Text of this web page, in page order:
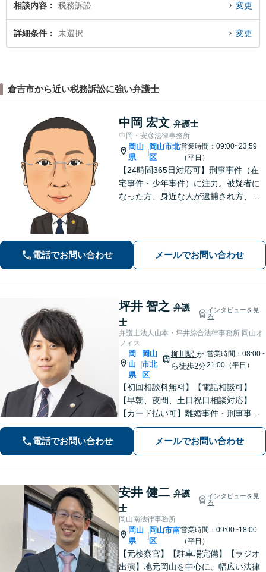
相談内容 税務訴訟 変更
詳細条件 未選択 変更
倉吉市から近い税務訴訟に強い弁護士
中岡 宏文 弁護士
中岡・安彦法律事務所
岡山
県
岡山市北
区
営業時間：09:00~23:59
（平日）
【24時間365日対応可】刑事事件（在
宅事件・少年事件）に注力。被疑者に
なった方、身近な人が逮捕され方、す
たします。
電話でお問い合わせ メールでお問い合わせ
坪井 智之 弁護
士
インタビューを見
る
弁護士法人山本・坪井綜合法律事務所 岡山オ
フィス
岡
山
県
岡山
市北
区
柳川駅 か
ら徒歩2分
営業時間：08:00~
21:00（平日）
【初回相談料無料】【電話相談可】
【早朝、夜間、土日祝日相談対応】
【カード払い可】離婚事件・刑事事
件・交通事故の専門弁護士があなたの
お悩みを解決いたします。一人で悩ま
ずに新たな一歩をわたしたちと。
電話でお問い合わせ メールでお問い合わせ
安井 健二 弁護
士
インタビューを見
る
岡山南法律事務所
岡山
県
岡山市南
区
営業時間：09:00~18:00
（平日）
【元検察官】【駐車場完備】【ラジオ
出演】地元岡山を中心に、幅広い法律